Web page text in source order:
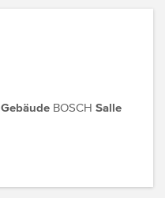
Gebäude BOSCH Salle